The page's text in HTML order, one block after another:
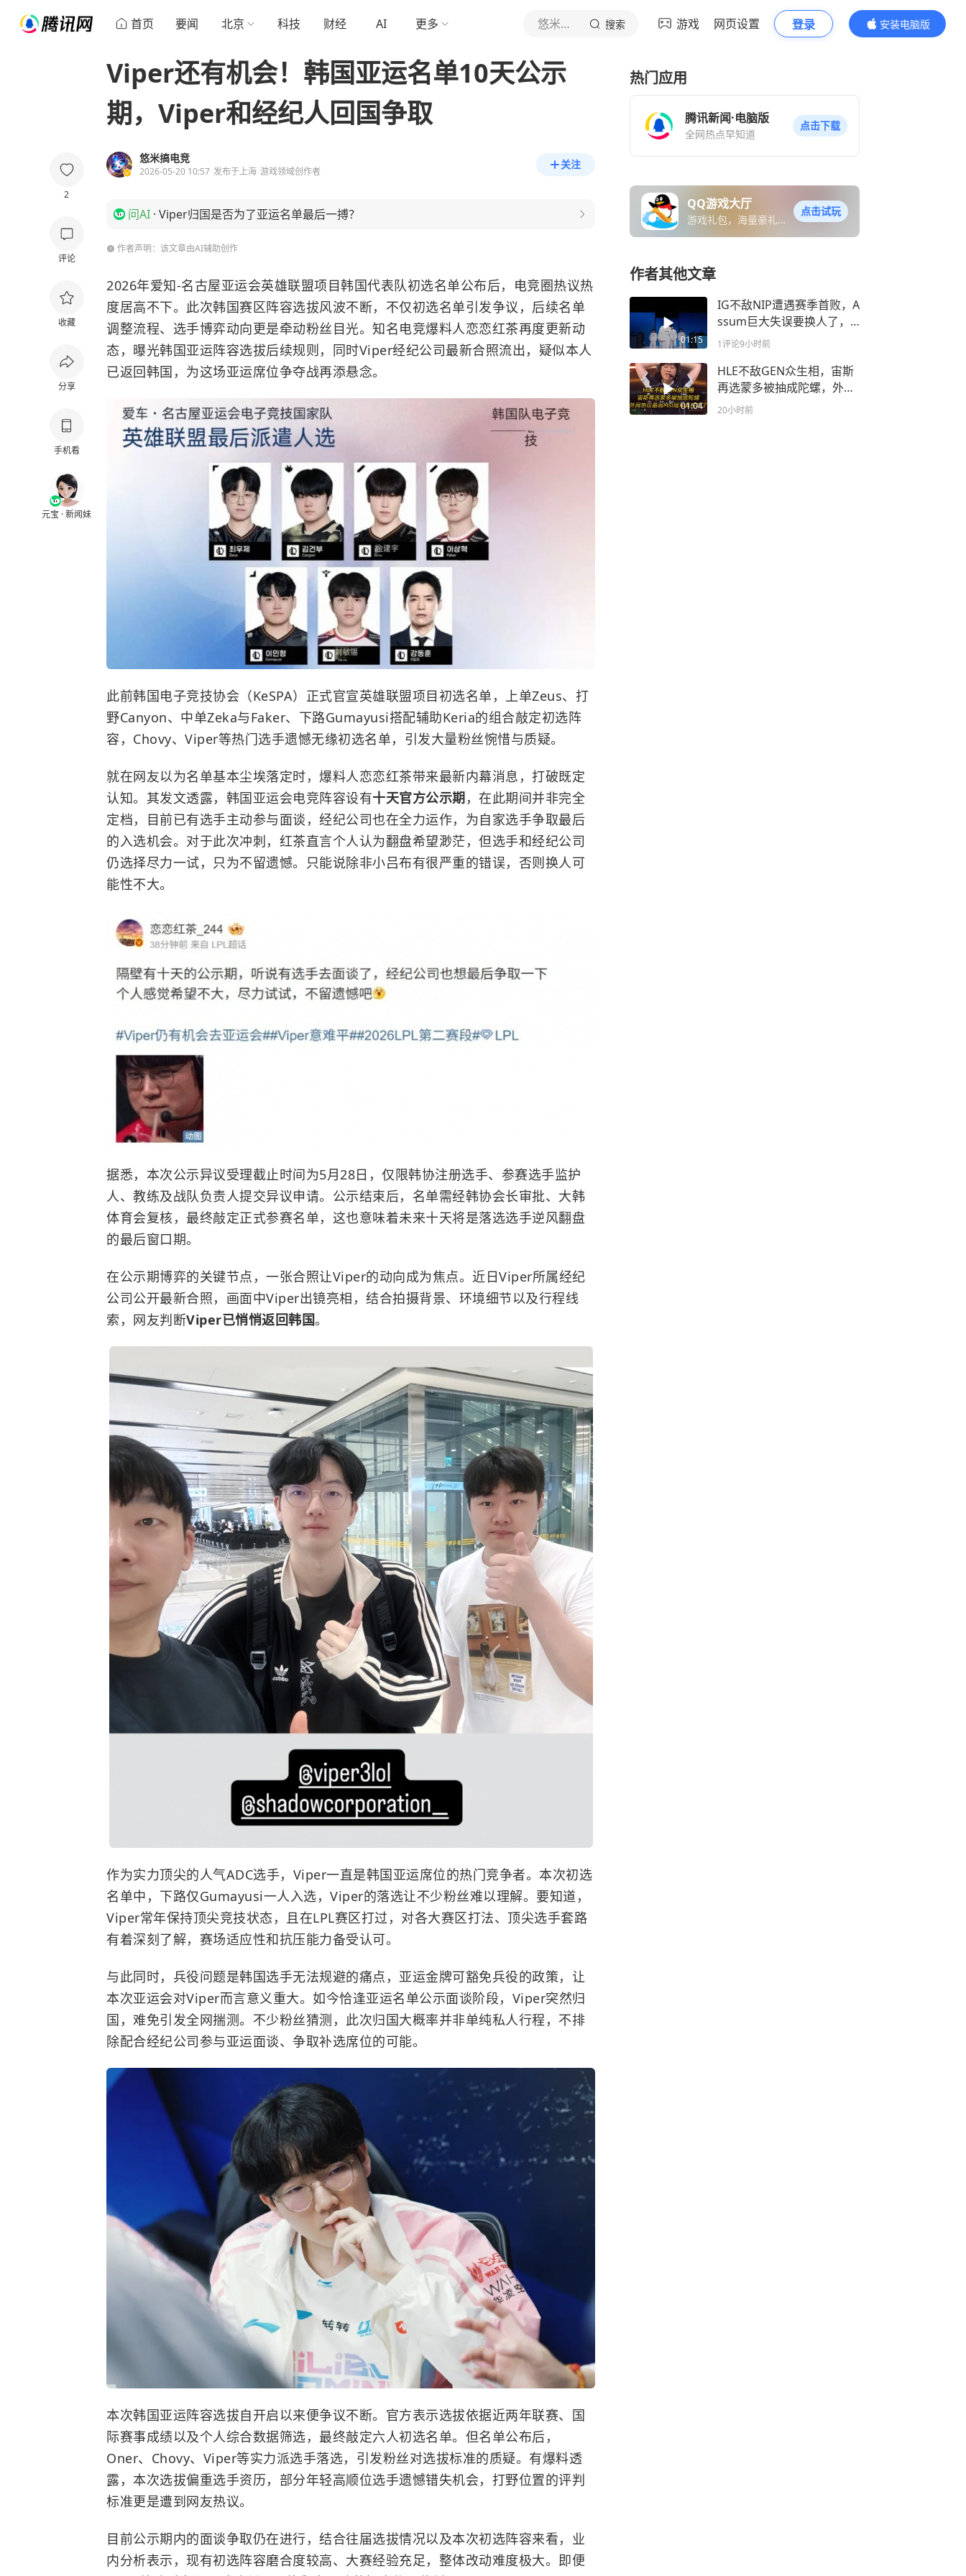
首页 要闻 北京 科技 财经 AI 更多 悠米搞电竞 搜索 游戏 网页设置 登录
安装电脑版
内容更精彩
2
评论
收藏
分享
手机看
元宝 · 新闻妹
Viper还有机会！韩国亚运名单10天公示
期，Viper和经纪人回国争取
悠米搞电竞
2026-05-20 10:57 发布于上海 游戏领域创作者
关注
问AI · Viper归国是否为了亚运名单最后一搏？
作者声明：该文章由AI辅助创作
2026年爱知-名古屋亚运会英雄联盟项目韩国代表队初选名单公布后，电竞圈热议热
度居高不下。此次韩国赛区阵容选拔风波不断，不仅初选名单引发争议，后续名单
调整流程、选手博弈动向更是牵动粉丝目光。知名电竞爆料人恋恋红茶再度更新动
态，曝光韩国亚运阵容选拔后续规则，同时Viper经纪公司最新合照流出，疑似本人
已返回韩国，为这场亚运席位争夺战再添悬念。
此前韩国电子竞技协会（KeSPA）正式官宣英雄联盟项目初选名单，上单Zeus、打
野Canyon、中单Zeka与Faker、下路Gumayusi搭配辅助Keria的组合敲定初选阵
容，Chovy、Viper等热门选手遗憾无缘初选名单，引发大量粉丝惋惜与质疑。
就在网友以为名单基本尘埃落定时，爆料人恋恋红茶带来最新内幕消息，打破既定
认知。其发文透露，韩国亚运会电竞阵容设有十天官方公示期 ，在此期间并非完全
定档，目前已有选手主动参与面谈，经纪公司也在全力运作，为自家选手争取最后
的入选机会。对于此次冲刺，红茶直言个人认为翻盘希望渺茫，但选手和经纪公司
仍选择尽力一试，只为不留遗憾。只能说除非小吕布有很严重的错误，否则换人可
能性不大。
据悉，本次公示异议受理截止时间为5月28日，仅限韩协注册选手、参赛选手监护
人、教练及战队负责人提交异议申请。公示结束后，名单需经韩协会长审批、大韩
体育会复核，最终敲定正式参赛名单，这也意味着未来十天将是落选选手逆风翻盘
的最后窗口期。
在公示期博弈的关键节点，一张合照让Viper的动向成为焦点。近日Viper所属经纪
公司公开最新合照，画面中Viper出镜亮相，结合拍摄背景、环境细节以及行程线
索，网友判断Viper已悄悄返回韩国。
作为实力顶尖的人气ADC选手，Viper一直是韩国亚运席位的热门竞争者。本次初选
名单中，下路仅Gumayusi一人入选，Viper的落选让不少粉丝难以理解。要知道，
Viper常年保持顶尖竞技状态，且在LPL赛区打过，对各大赛区打法、顶尖选手套路
有着深刻了解，赛场适应性和抗压能力备受认可。
与此同时，兵役问题是韩国选手无法规避的痛点，亚运金牌可豁免兵役的政策，让
本次亚运会对Viper而言意义重大。如今恰逢亚运名单公示面谈阶段，Viper突然归
国，难免引发全网揣测。不少粉丝猜测，此次归国大概率并非单纯私人行程，不排
除配合经纪公司参与亚运面谈、争取补选席位的可能。
本次韩国亚运阵容选拔自开启以来便争议不断。官方表示选拔依据近两年联赛、国
际赛事成绩以及个人综合数据筛选，最终敲定六人初选名单。但名单公布后，
Oner、Chovy、Viper等实力派选手落选，引发粉丝对选拔标准的质疑。有爆料透
露，本次选拔偏重选手资历，部分年轻高顺位选手遗憾错失机会，打野位置的评判
标准更是遭到网友热议。
目前公示期内的面谈争取仍在进行，结合往届选拔情况以及本次初选阵容来看，业
内分析表示，现有初选阵容磨合度较高、大赛经验充足，整体改动难度极大。即便
热门应用
腾讯新闻·电脑版
全网热点早知道
点击下载
QQ游戏大厅
游戏礼包，海量豪礼免
点击试玩
作者其他文章
01:15
IG不敌NIP遭遇赛季首败，A
ssum巨大失误要换人了，
宁王暴力发言点出TheShy
1评论9小时前
01:04
HLE不敌GEN众生相，宙斯
再选蒙多被抽成陀螺，外网
热议最弱MSI冠军真拉完了
20小时前